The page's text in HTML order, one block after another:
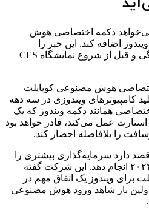
دکمه اختصاصی هوش
اضافه کند. این خبر را
مایرزوسافت در یک پست وبلاگی و قبل از شروع نمایشگاه CES
هوش مصنوعی کوپایلت
کامپیوترهای ویندوزی در سه دهه
همانند دکمه ویندوز که یک
عمل می‌کند، قادر خواهد بود
را بلافاصله احضار کند.
دارد سرمایه‌گذاری بیشتری را
روی هوش مصنوعی در سال ۲۰۲۴ انجام دهد. این شرکت گفته
برای ویندوز یک اتفاق مهم در
اولین بار شاهد ورود هوش مصنوعی